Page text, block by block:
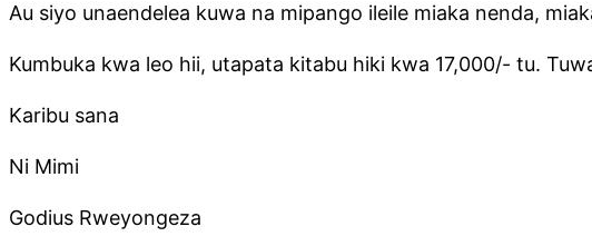
Au siyo unaendelea kuwa na mipango ileile miaka nenda,
Kumbuka kwa leo hii, utapata kitabu hiki kwa 17,000/- tu.
Karibu sana
Ni Mimi
Godius Rweyongeza